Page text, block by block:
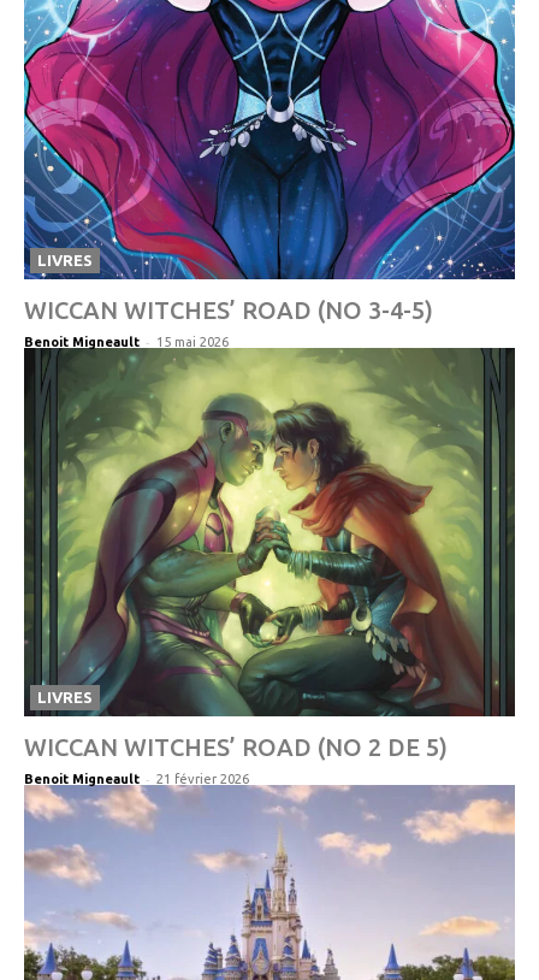
LIVRES
WICCAN WITCHES’ ROAD (NO 3-4-5)
Benoit Migneault - 15 mai 2026
LIVRES
WICCAN WITCHES’ ROAD (NO 2 DE 5)
Benoit Migneault - 21 février 2026